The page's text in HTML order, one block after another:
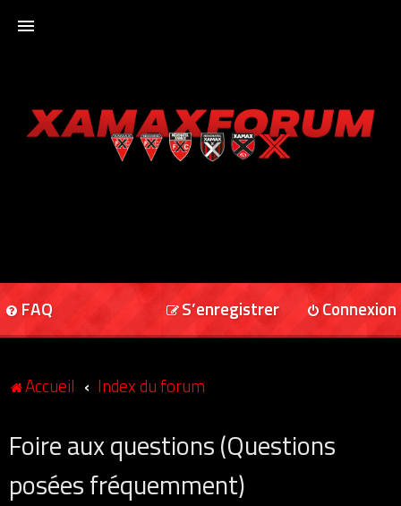
XAMAXFORUM
FAQ Connexion
S’enregistrer
Accueil Index du forum
Foire aux questions (Questions
posées fréquemment)